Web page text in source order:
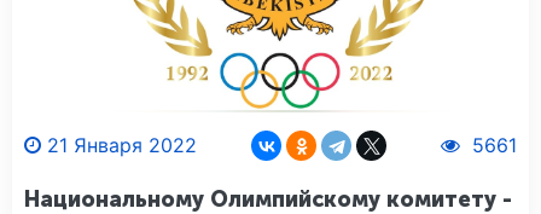
21 Января 2022 5661
Национальному Олимпийскому комитету -